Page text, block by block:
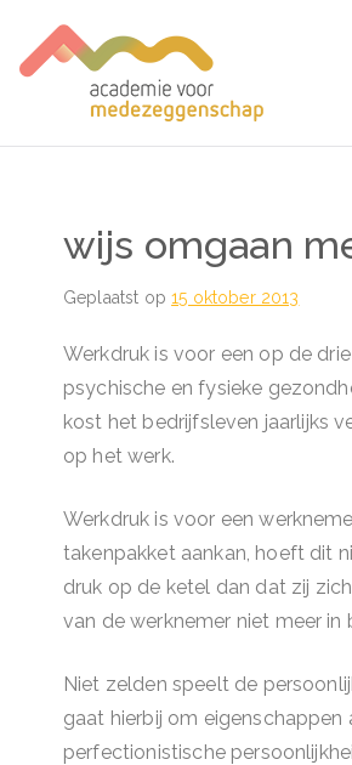
naar
de
wijs omgaan
Geplaatst op15 oktober 2013
Werkdruk is voor een op de
psychische en fysieke
kost het bedrijfsleven jaarlijks
op het werk.
Werkdruk is voor een
takenpakket aankan, hoeft dit
druk op de ketel dan dat zij
van de werknemer niet meer in
Niet zelden speelt de
gaat hierbij om eigenschappen
perfectionistische